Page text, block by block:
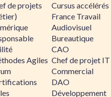
de projets
Agiles
Cursus accélérés
France Travail
Audiovisuel
Bureautique
CAO
Chef de projet IT
Commercial
DAO
Développement